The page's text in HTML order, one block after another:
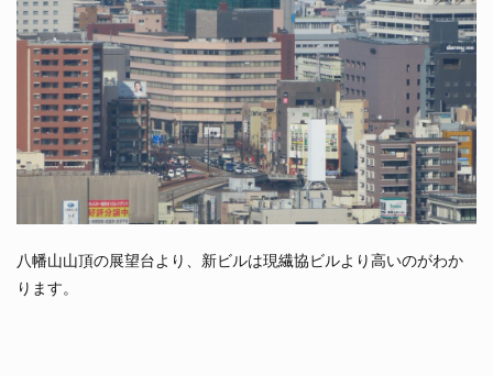
八幡山山頂の展望台より、新ビルは現繊協ビルより高いのがわか
ります。